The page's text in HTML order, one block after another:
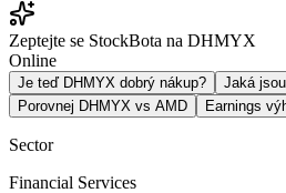
Zeptejte se StockBota na DHMYX
Online
Je teď DHMYX dobrý nákup?
Jaká
Porovnej DHMYX vs AMD
Earnings
Sector
Financial Services